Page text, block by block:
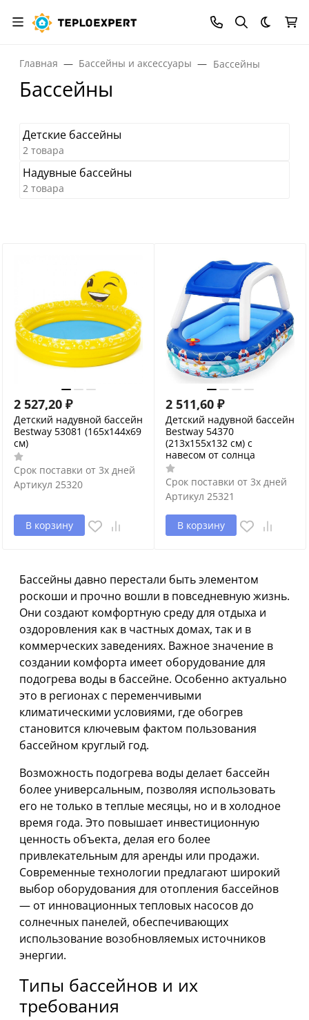
Темная
Главная Бассейны и аксессуары Бассейны
Бассейны
Детские бассейны
2 товара
Надувные бассейны
2 товара
2 527,20 ₽
Детский надувной бассейн
Bestway 53081 (165x144x69
см)
Срок поставки от 3х дней
Артикул 25320
В корзину
2 511,60 ₽
Детский надувной бассейн
Bestway 54370
(213x155x132 см) с
навесом от солнца
Срок поставки от 3х дней
Артикул 25321
В корзину
Бассейны давно перестали быть элементом
роскоши и прочно вошли в повседневную жизнь.
Они создают комфортную среду для отдыха и
оздоровления как в частных домах, так и в
коммерческих заведениях. Важное значение в
создании комфорта имеет оборудование для
подогрева воды в бассейне. Особенно актуально
это в регионах с переменчивыми
климатическими условиями, где обогрев
становится ключевым фактом пользования
бассейном круглый год.
Возможность подогрева воды делает бассейн
более универсальным, позволяя использовать
его не только в теплые месяцы, но и в холодное
время года. Это повышает инвестиционную
ценность объекта, делая его более
привлекательным для аренды или продажи.
Современные технологии предлагают широкий
выбор оборудования для отопления бассейнов
— от инновационных тепловых насосов до
солнечных панелей, обеспечивающих
использование возобновляемых источников
энергии.
Типы бассейнов и их
требования